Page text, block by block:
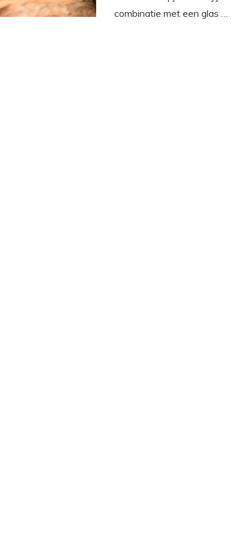
combinatie met een glas …